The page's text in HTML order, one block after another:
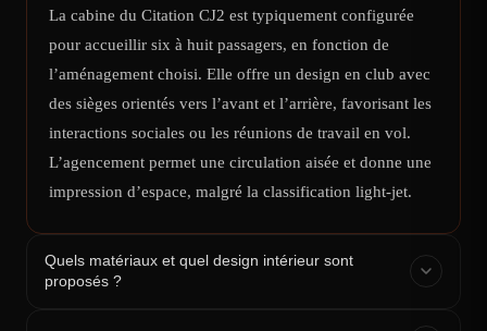
La cabine du Citation CJ2 est typiquement configurée
pour accueillir six à huit passagers, en fonction de
l’aménagement choisi. Elle offre un design en club avec
des sièges orientés vers l’avant et l’arrière, favorisant les
interactions sociales ou les réunions de travail en vol.
L’agencement permet une circulation aisée et donne une
impression d’espace, malgré la classification light-jet.
Quels matériaux et quel design intérieur sont
proposés ?